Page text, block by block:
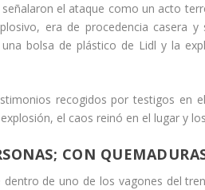
señalaron el ataque como un acto
era de procedencia casera
bolsa de plástico de Lidl y la
recogidos por testigos en
el caos reinó en el lugar y
CON
de uno de los vagones del